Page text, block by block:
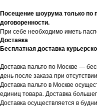
Посещение шоурума только по
договоренности.
При себе необходимо иметь
Доставка
Бесплатная доставка
Доставка пальто по Москве —
день после заказа при
Доставка пальто в Москве
единиц товара. Доставка
Доставка осуществляется в